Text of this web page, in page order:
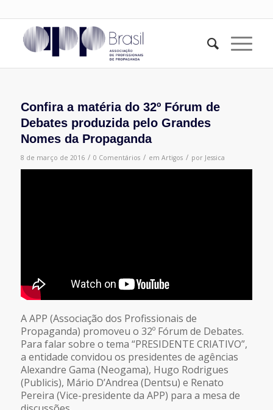
Confira a matéria do 32º Fórum de
Debates produzida pelo Grandes
Nomes da Propaganda
8 de março de 2016 / 0 Comentários / em Artigos / por Jessica
A APP (Associação dos Profissionais de
Propaganda) promoveu o 32º Fórum de Debates.
Para falar sobre o tema “PRESIDENTE CRIATIVO”,
a entidade convidou os presidentes de agências
Alexandre Gama (Neogama), Hugo Rodrigues
(Publicis), Mário D’Andrea (Dentsu) e Renato
Pereira (Vice-presidente da APP) para a mesa de